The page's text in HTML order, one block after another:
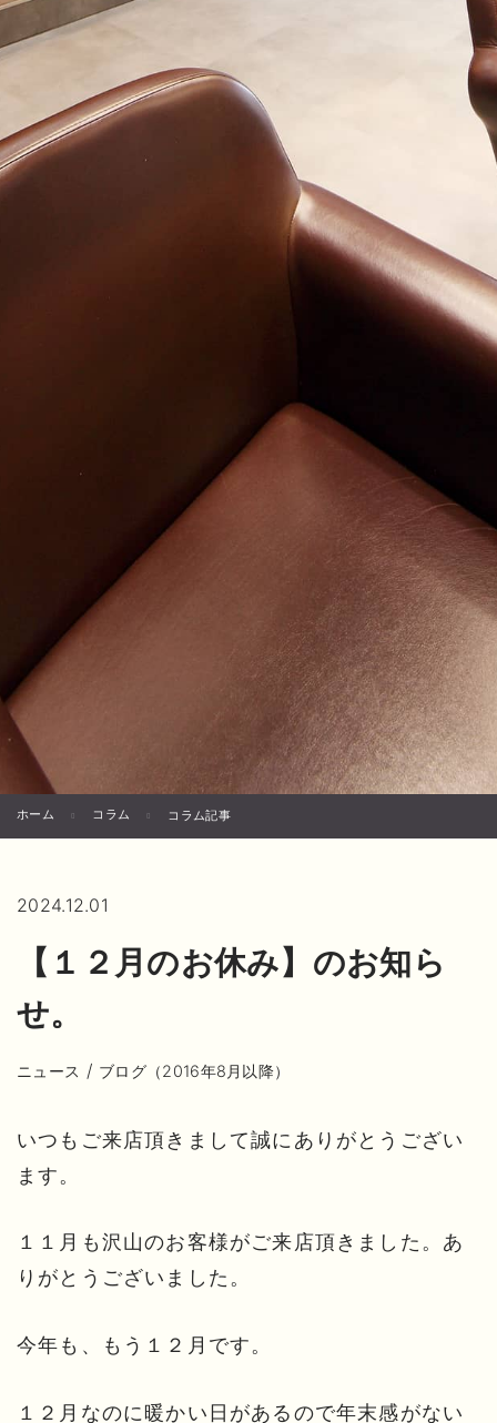
ホーム コラム コラム記事
2024.12.01
【１２月のお休み】のお知ら
せ。
ニュース / ブログ（2016年8月以降）
いつもご来店頂きまして誠にありがとうござい
ます。
１１月も沢山のお客様がご来店頂きました。あ
りがとうございました。
今年も、もう１２月です。
１２月なのに暖かい日があるので年末感がない